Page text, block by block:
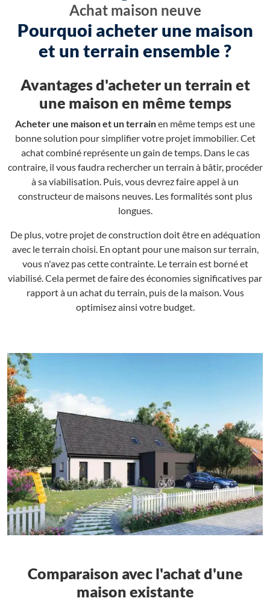
Achat maison neuve
Pourquoi acheter une maison
et un terrain ensemble ?
Avantages d'acheter un terrain et
une maison en même temps
Acheter une maison et un terrainen même temps est une
bonne solution pour simplifier votre projet immobilier. Cet
achat combiné représente un gain de temps. Dans le cas
contraire, il vous faudra rechercher un terrain à bâtir, procéder
à sa viabilisation. Puis, vous devrez faire appel à un
constructeur de maisons neuves. Les formalités sont plus
longues.
De plus, votre projet de construction doit être en adéquation
avec le terrain choisi. En optant pour une maison sur terrain,
vous n'avez pas cette contrainte. Le terrain est borné et
viabilisé. Cela permet de faire des économies significatives par
rapport à un achat du terrain, puis de la maison. Vous
optimisez ainsi votre budget.
Comparaison avec l'achat d'une
maison existante